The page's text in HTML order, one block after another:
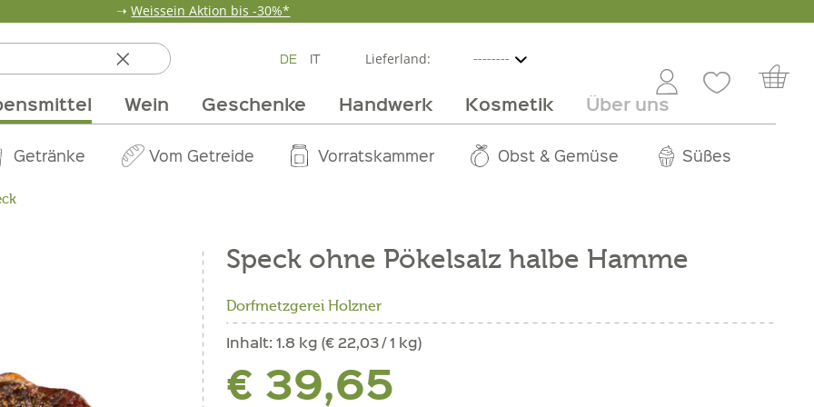
➝Weissein Aktion bis -30%*
DE IT Lieferland:
Wein Geschenke Handwerk Kosmetik Über uns
Erdbeerzeit Wandern
Getränke Vom Getreide Vorratskammer Obst & Gemüse Süßes
Anlass Weinpakete Weine im Angebot
Verpackungen
& Öle Team Unsere Märkte Pur Exclusive Online Großhandel Service Jobs
Speck ohne Pökelsalz halbe Hamme
Dorfmetzgerei Holzner
Inhalt:1.8 kg (€ 22,03 / 1 kg)
€ 39,65